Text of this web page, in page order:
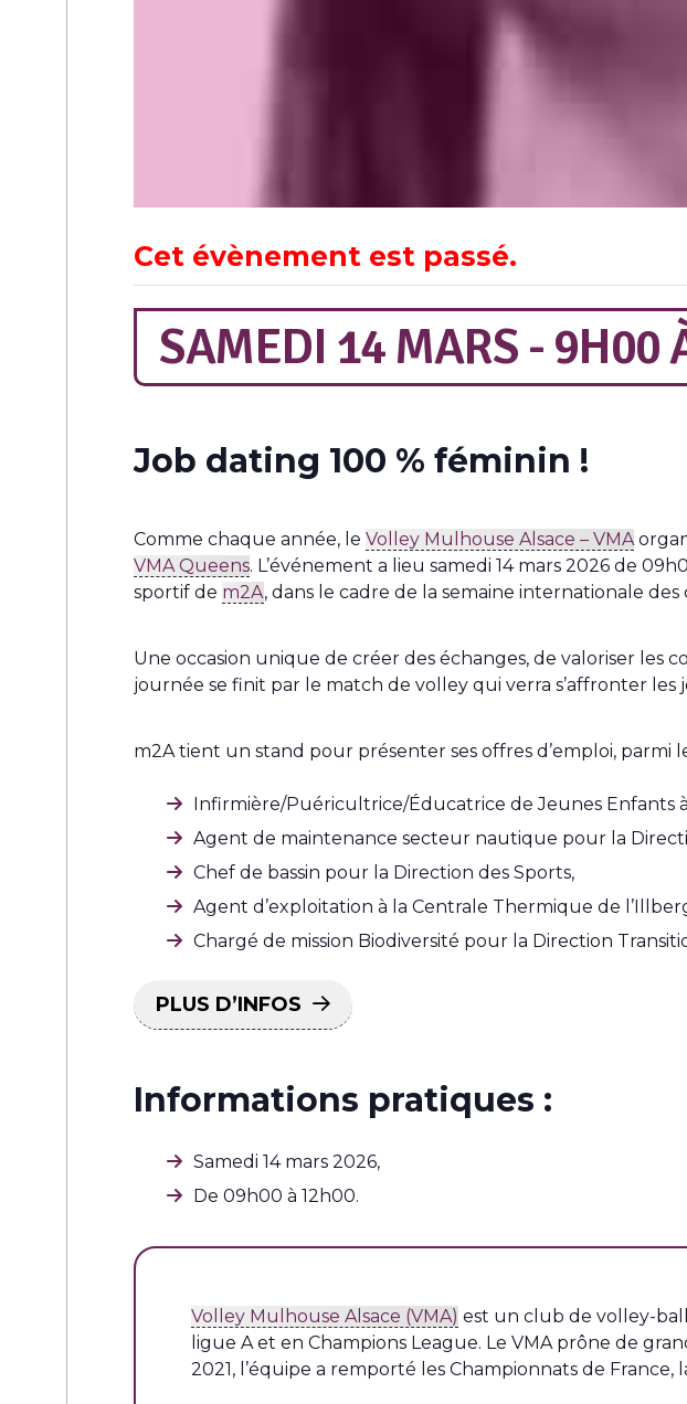
Cet évènement est passé.
SAMEDI 14 MARS - 9H00
Job dating 100 % féminin !
Comme chaque année, le Volley Mulhouse Alsace – VMA
VMA Queens. L’événement a lieu samedi 14 mars 2026 de
sportif de m2A, dans le cadre de la semaine internationale des
Une occasion unique de créer des échanges, de valoriser les
journée se finit par le match de volley qui verra s’affronter
m2A tient un stand pour présenter ses offres d’emploi, parmi
Infirmière/Puéricultrice/Éducatrice de Jeunes Enfants
Agent de maintenance secteur nautique pour la
Chef de bassin pour la Direction des Sports,
Agent d’exploitation à la Centrale Thermique de
Chargé de mission Biodiversité pour la Direction
PLUS D’INFOS
Informations pratiques :
Samedi 14 mars 2026,
De 09h00 à 12h00.
Volley Mulhouse Alsace (VMA) est un club de volley-
ligue A et en Champions League. Le VMA prône de
2021, l’équipe a remporté les Championnats de